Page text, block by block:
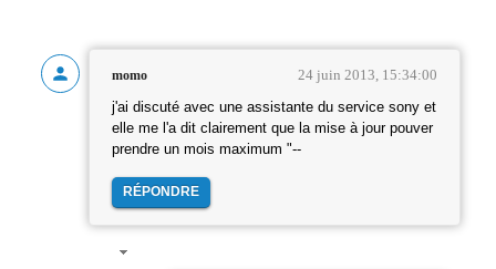
momo 24 juin 2013, 15:34:00
j'ai discuté avec une assistante du service sony et
elle me l'a dit clairement que la mise à jour pouver
prendre un mois maximum "--
RÉPONDRE